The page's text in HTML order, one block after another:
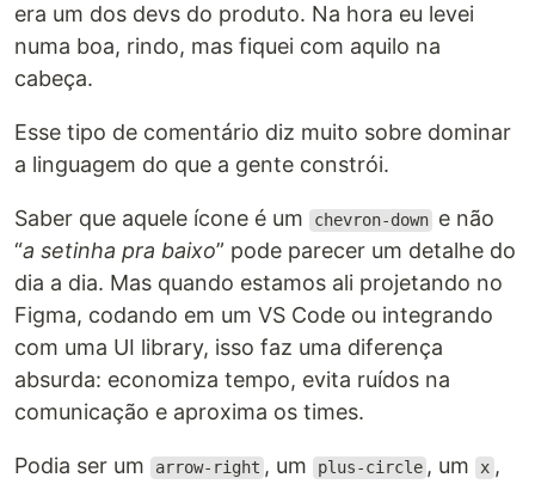
era um dos devs do produto. Na hora eu levei
numa boa, rindo, mas fiquei com aquilo na
cabeça.
Esse tipo de comentário diz muito sobre dominar
a linguagem do que a gente constrói.
Saber que aquele ícone é um chevron-down e não
“a setinha pra baixo” pode parecer um detalhe do
dia a dia. Mas quando estamos ali projetando no
Figma, codando em um VS Code ou integrando
com uma UI library, isso faz uma diferença
absurda: economiza tempo, evita ruídos na
comunicação e aproxima os times.
Podia ser um arrow-right , um plus-circle , um x ,